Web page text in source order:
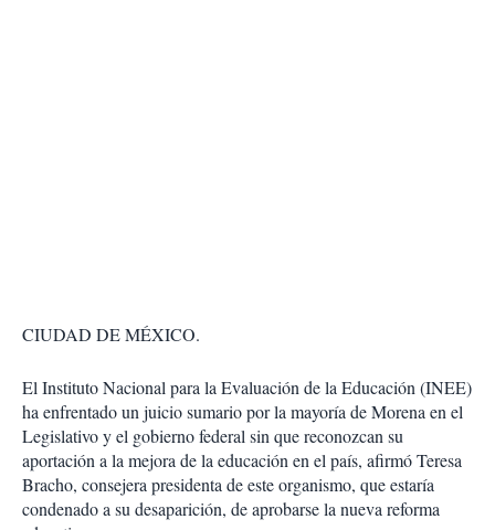
CIUDAD DE MÉXICO.
El Instituto Nacional para la Evaluación de la Educación (INEE)
ha enfrentado un juicio sumario por la mayoría de Morena en el
Legislativo y el gobierno federal sin que reconozcan su
aportación a la mejora de la educación en el país, afirmó Teresa
Bracho, consejera presidenta de este organismo, que estaría
condenado a su desaparición, de aprobarse la nueva reforma